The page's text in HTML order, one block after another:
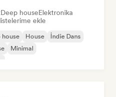
Deep houseElektronika
ekle
house House
İndie Dans
Minimal